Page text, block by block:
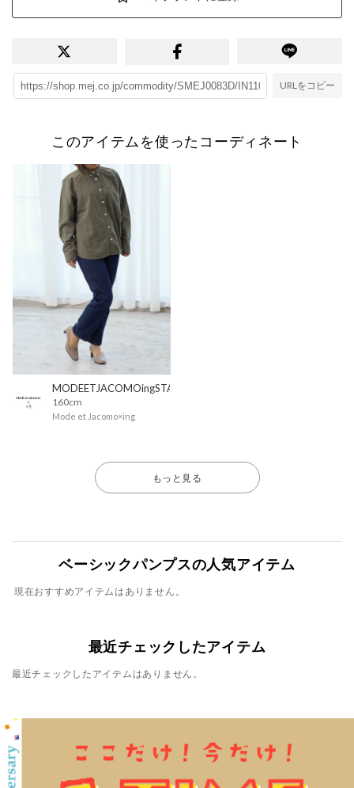
URLをコピー
このアイテムを使ったコーディネート
MODEETJACOMOingSTAFF
160cm
Mode et Jacomo×ing
もっと見る
ベーシックパンプスの人気アイテム
現在おすすめアイテムはありません。
最近チェックしたアイテム
最近チェックしたアイテムはありません。